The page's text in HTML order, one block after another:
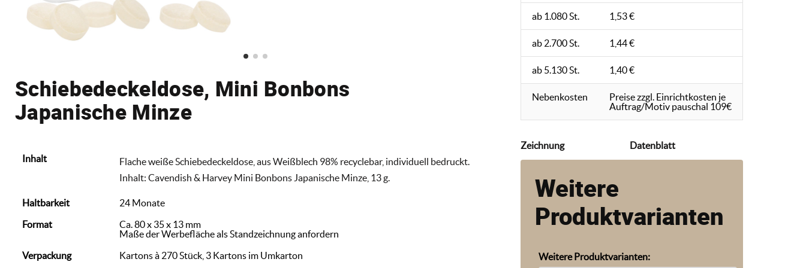
Schiebedeckeldose, Mini Bonbons
Japanische Minze
Inhalt
Flache weiße Schiebedeckeldose, aus Weißblech 98% recyclebar, individuell bedruckt.
Inhalt: Cavendish & Harvey Mini Bonbons Japanische Minze, 13 g.
Haltbarkeit
24 Monate
Format
Ca. 80 x 35 x 13 mm
Maße der Werbefläche als Standzeichnung anfordern
Verpackung
Kartons à 270 Stück, 3 Kartons im Umkarton
ab 1.080 St. 1,53 €
ab 2.700 St. 1,44 €
ab 5.130 St. 1,40 €
Nebenkosten
Preise zzgl. Einrichtkosten je
Auftrag/Motiv pauschal 109€
Zeichnung Datenblatt
Weitere
Produktvarianten
Weitere Produktvarianten: